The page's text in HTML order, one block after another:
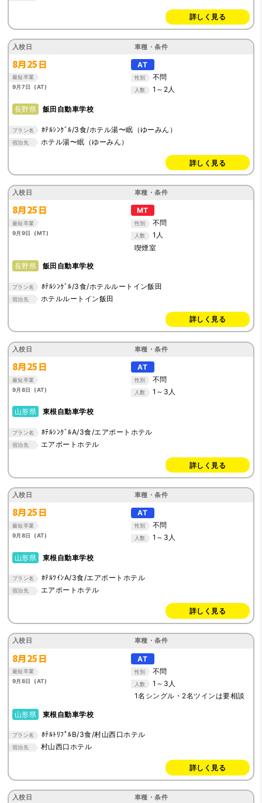
詳しく見る
入校日
8月25日
最短卒業
9月7日 (AT)
車種・条件
AT
性別 不問
人数 1～2人
長野県 飯田自動車学校
プラン名 ﾎﾃﾙｼﾝｸﾞﾙ/3食/ホテル湯〜眠（ゆーみん）
宿泊先 ホテル湯〜眠（ゆーみん）
詳しく見る
入校日
8月25日
最短卒業
9月9日 (MT)
車種・条件
MT
性別 不問
人数
1人
喫煙室
長野県 飯田自動車学校
プラン名 ﾎﾃﾙｼﾝｸﾞﾙ/3食/ホテルルートイン飯田
宿泊先 ホテルルートイン飯田
詳しく見る
入校日
8月25日
最短卒業
9月8日 (AT)
車種・条件
AT
性別 不問
人数 1～3人
山形県 東根自動車学校
プラン名 ﾎﾃﾙｼﾝｸﾞﾙA/3食/エアポートホテル
宿泊先 エアポートホテル
詳しく見る
入校日
8月25日
最短卒業
9月8日 (AT)
車種・条件
AT
性別 不問
人数 1～3人
山形県 東根自動車学校
プラン名 ﾎﾃﾙﾂｲﾝA/3食/エアポートホテル
宿泊先 エアポートホテル
詳しく見る
入校日
8月25日
最短卒業
9月8日 (AT)
車種・条件
AT
性別 不問
人数
1～3人
1名シングル・2名ツインは要相談
山形県 東根自動車学校
プラン名 ﾎﾃﾙﾄﾘﾌﾟﾙB/3食/村山西口ホテル
宿泊先 村山西口ホテル
詳しく見る
入校日 車種・条件